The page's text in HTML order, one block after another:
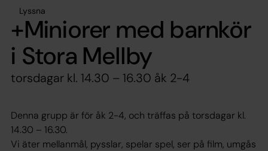
Lyssna
+Miniorer med barnkör
i Stora Mellby
torsdagar kl. 14.30 – 16.30 åk 2-4
Denna grupp är för åk 2-4, och träffas på torsdagar kl.
14.30 – 16.30.
Vi äter mellanmål, pysslar, spelar spel, ser på film, umgås